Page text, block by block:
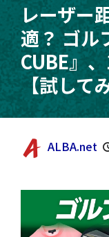
レーザー
適？ ゴ
CUBE』
【試して
ALBA.net